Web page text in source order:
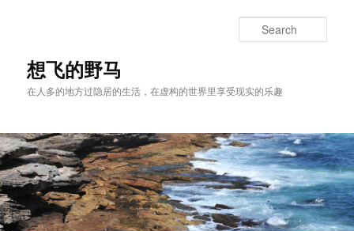
content想飞的野马
在人多的地方过隐居的生活，在虚构的世界里享受现实的乐趣